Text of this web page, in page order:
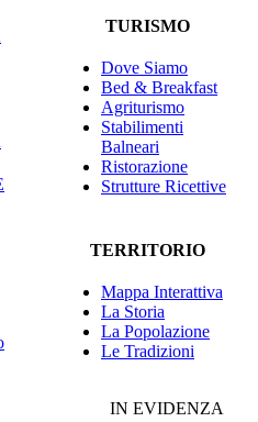
TURISMO
Dove Siamo
Bed & Breakfast
Agriturismo
Stabilimenti
Balneari
Ristorazione
Strutture Ricettive
TERRITORIO
Mappa Interattiva
La Storia
La Popolazione
Le Tradizioni
IN EVIDENZA